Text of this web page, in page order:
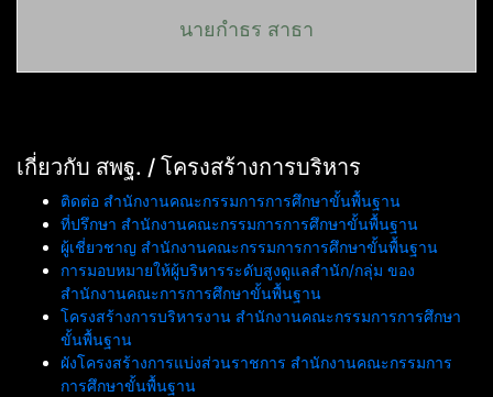
นายกำธร สาธา
เกี่ยวกับ สพฐ. / โครงสร้างการบริหาร
ติดต่อ สำนักงานคณะกรรมการการศึกษาขั้นพื้นฐาน
ที่ปรึกษา สำนักงานคณะกรรมการการศึกษาขั้นพื้นฐาน
ผู้เชี่ยวชาญ สำนักงานคณะกรรมการการศึกษาขั้นพื้นฐาน
การมอบหมายให้ผู้บริหารระดับสูงดูแลสำนัก/กลุ่ม ของ
สำนักงานคณะการการศึกษาขั้นพื้นฐาน
โครงสร้างการบริหารงาน สำนักงานคณะกรรมการการศึกษา
ขั้นพื้นฐาน
ผังโครงสร้างการแบ่งส่วนราชการ สำนักงานคณะกรรมการ
การศึกษาขั้นพื้นฐาน